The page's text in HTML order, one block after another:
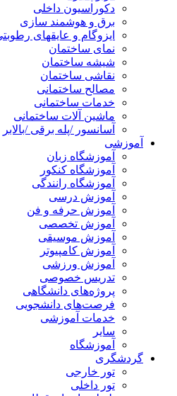
دکوراسیون داخلی
برق و هوشمند سازی
ایزوگام و عایقهای
نمای ساختمان
شیشه ساختمان
نقاشی ساختمان
مصالح ساختمانی
خدمات ساختمانی
ماشین آلات ساختمانی
آسانسور /پله برقی /بالابر
آموزشی
آموزشگاه زبان
آموزشگاه کنکور
آموزشگاه رانندگی
آموزش درسی
آموزش حرفه و فن
آموزش تخصصی
آموزش موسیقی
آموزش کامپیوتر
آموزش ورزشی
تدریس خصوصی
پروژه‌های دانشگاهی
فرصت‌های دانشجویی
خدمات آموزشی
سایر
آموزشگاه
گردشگری
تور خارجی
تور داخلی